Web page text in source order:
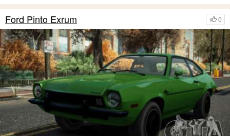
0
Ford Pinto Exrum